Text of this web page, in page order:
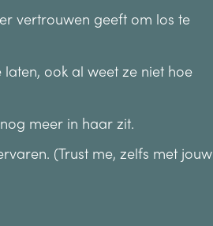
vertrouwen geeft om los te
ook al weet ze niet hoe
meer in haar zit.
(Trust me, zelfs met jouw